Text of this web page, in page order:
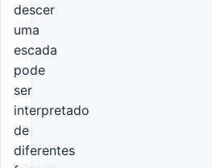
descer
uma
escada
pode
ser
interpretado
de
diferentes